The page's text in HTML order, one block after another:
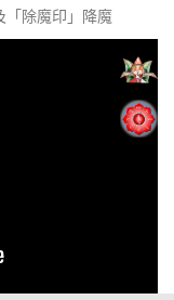
「除魔印」降魔